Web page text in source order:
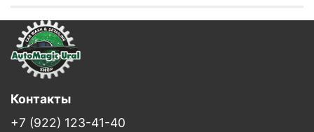
Контакты
+7 (922) 123-41-40